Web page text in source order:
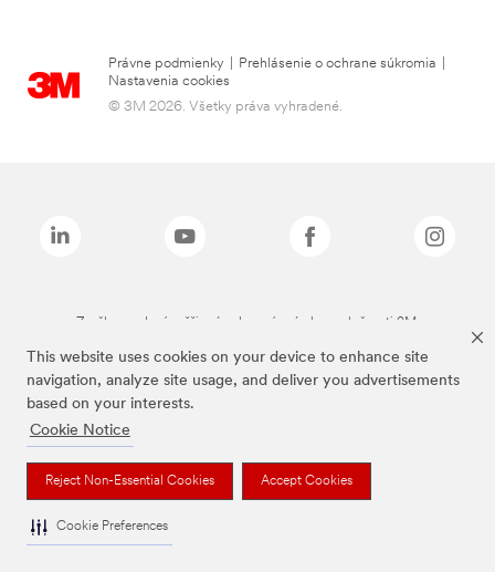
This website uses cookies on your device to enhance site
navigation, analyze site usage, and deliver you advertisements
based on your interests.
Cookie Notice
Reject Non-Essential Cookies Accept Cookies
Cookie Preferences
Právne podmienky Prehlásenie o ochrane súkromia
Nastavenia cookies
© 3M 2026. Všetky práva vyhradené.
Značky uvedené vyššie sú ochranné známky spoločnosti 3M.